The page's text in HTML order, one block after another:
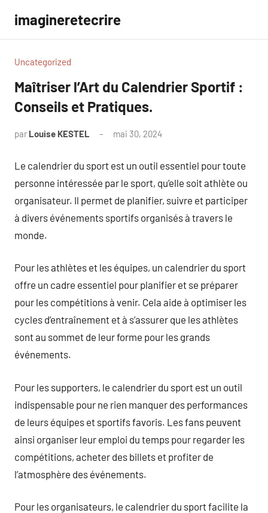
contenu
imagineretecrire
Uncategorized
Maîtriser l’Art du Calendrier Sportif :
Conseils et Pratiques.
par Louise KESTEL mai 30, 2024
Le calendrier du sport est un outil essentiel pour toute
personne intéressée par le sport, qu’elle soit athlète ou
organisateur. Il permet de planifier, suivre et participer
à divers événements sportifs organisés à travers le
monde.
Pour les athlètes et les équipes, un calendrier du sport
offre un cadre essentiel pour planifier et se préparer
pour les compétitions à venir. Cela aide à optimiser les
cycles d’entraînement et à s’assurer que les athlètes
sont au sommet de leur forme pour les grands
événements.
Pour les supporters, le calendrier du sport est un outil
indispensable pour ne rien manquer des performances
de leurs équipes et sportifs favoris. Les fans peuvent
ainsi organiser leur emploi du temps pour regarder les
compétitions, acheter des billets et profiter de
l’atmosphère des événements.
Pour les organisateurs, le calendrier du sport facilite la